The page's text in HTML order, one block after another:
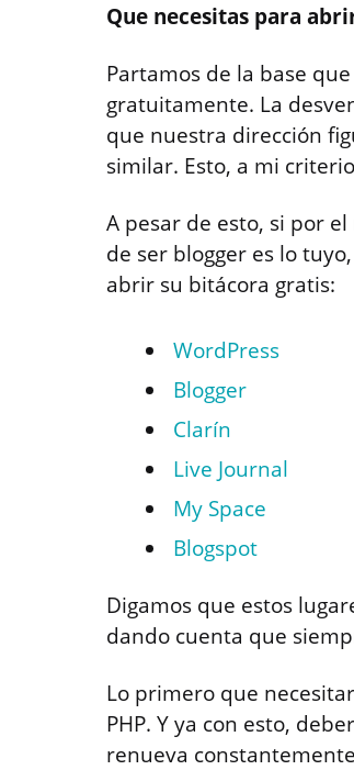
Que necesitas para
Partamos de la base
gratuitamente. La
que nuestra dirección
similar. Esto, a mi
A pesar de esto, si por
de ser blogger es lo
abrir su bitácora gratis:
WordPress
Blogger
Clarín
Live Journal
My Space
Blogspot
Digamos que estos
dando cuenta que
Lo primero que
PHP. Y ya con esto,
renueva